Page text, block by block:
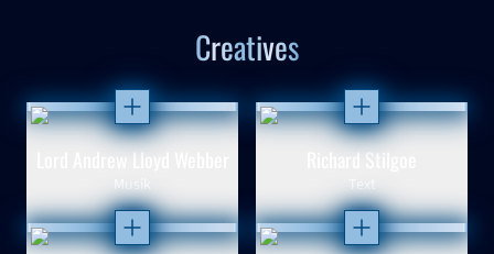
Creatives
Öffnen
Lord Andrew Lloyd Webber
Musik
Öffnen
Richard Stilgoe
Text
Öffnen Öffnen